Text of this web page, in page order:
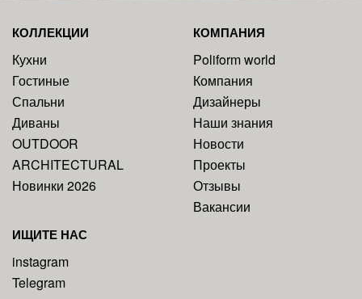
КОЛЛЕКЦИИ
Кухни
Гостиные
Спальни
Диваны
OUTDOOR
ARCHITECTURAL
Новинки 2026
КОМПАНИЯ
Poliform world
Компания
Дизайнеры
Наши знания
Новости
Проекты
Отзывы
Вакансии
ИЩИТЕ НАС
instagram
Telegram